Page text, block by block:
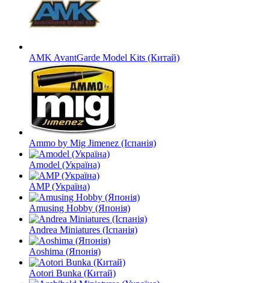
AMK AvantGarde Model Kits (Китай)
Ammo by Mig Jimenez (Іспанія)
Amodel (Україна)
AMP (Україна)
Amusing Hobby (Японія)
Andrea Miniatures (Іспанія)
Aoshima (Японія)
Aotori Bunka (Китай)